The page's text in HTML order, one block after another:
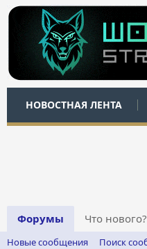
НОВОСТНАЯ ЛЕНТА
Форумы Что нового?
Новые сообщения Поиск